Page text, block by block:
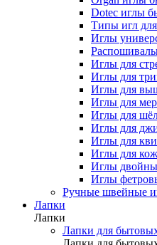
Dotec иглы
Типы игл
Иглы
Иглы для
Иглы для
Иглы для
Иглы для
Иглы для
Иглы для
Иглы для
Иглы для
Иглы
Иглы
Ручные швейные
Лапки
Лапки
Лапки для